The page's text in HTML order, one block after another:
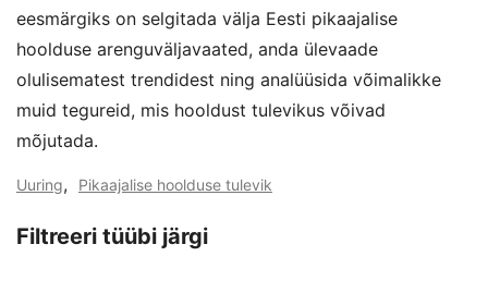
eesmärgiks on selgitada välja Eesti pikaajalise
hoolduse arenguväljavaated, anda ülevaade
olulisematest trendidest ning analüüsida võimalikke
muid tegureid, mis hooldust tulevikus võivad
mõjutada.
Uuring, Pikaajalise hoolduse tulevik
Filtreeri tüübi järgi